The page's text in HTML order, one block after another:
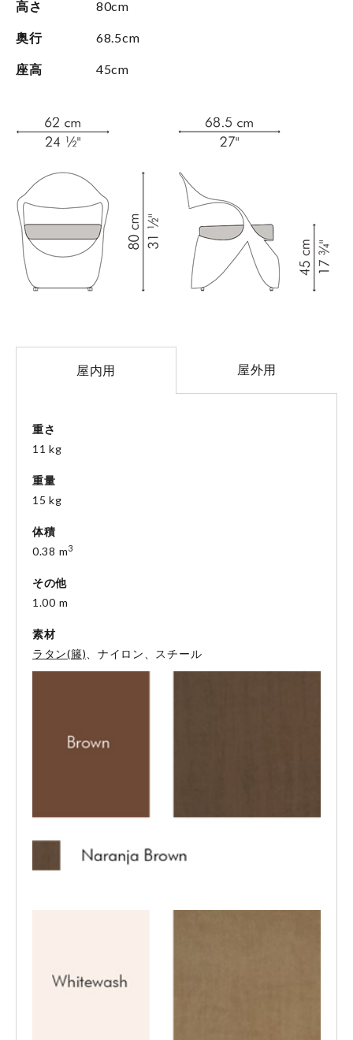
高さ 80cm
奥行 68.5cm
座高 45cm
屋内用 屋外用
重さ
11 kg
重量
15 kg
体積
0.38 m3
その他
1.00 m
素材
ラタン(籐) 、ナイロン、スチール